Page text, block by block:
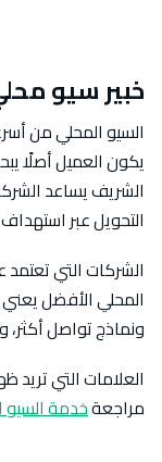
خبير سيو
السيو المحلي من
يكون العميل أصلًا
الشريف يساعد
التحويل عبر
الشركات التي
المحلي الأفضل يعني
ونماذج تواصل أكثر،
العلامات التي
مراجعةخدمة السيو